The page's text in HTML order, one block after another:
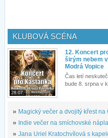
KLUBOVÁ SCÉNA
28.07.
12. Koncert
širým nebem
Modrá Vopice
Čas letí
bude 8. srpna v
» Magický večer a dvojitý křest na
» Indie večer na smíchovské
» Jana Uriel Kratochvílová s